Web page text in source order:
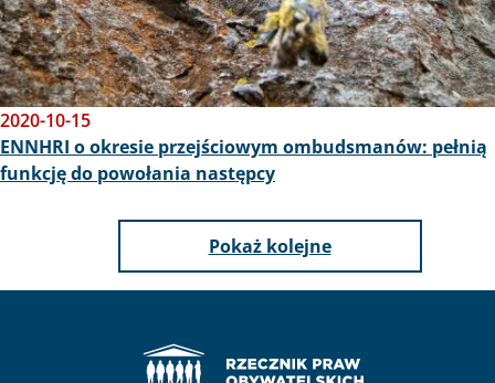
2020-10-15
ENNHRI o okresie przejściowym ombudsmanów: pełnią
funkcję do powołania następcy
Pokaż kolejne